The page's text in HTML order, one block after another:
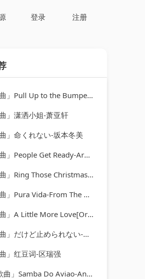
登录 注册
Pull Up to the Bumper-Grace Jones、Funkstar de Luxe
曲」潇洒小姐-萧亚轩
曲」命くれない-坂本冬美
」People Get Ready-Aretha Franklin
」Ring Those Christmas Bells-Peggy Lee
」Pura Vida-From The Moment
Little More Love[Originally Performed by Vince Gill]-Karaoke Diamonds
」だけど止められない-MANISH
曲」红豆词-区瑞强
曲」Samba Do Aviao-Ana Caram